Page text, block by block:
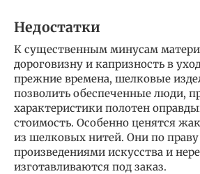
Недостатки
К существенным минусам
дороговизну и капризность в
прежние времена, шелковые
позволить обеспеченные люди,
характеристики полотен
стоимость. Особенно ценятся
из шелковых нитей. Они по
произведениями искусства и
изготавливаются под заказ.